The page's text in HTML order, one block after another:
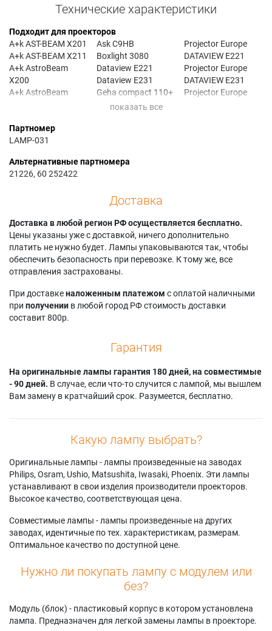
Технические характеристики
Подходит для проекторов
A+k AST-BEAM X201
A+k AST-BEAM X211
A+k AstroBeam
X200
A+k AstroBeam
X211
Ask C105
Ask C85
Ask C95
Ask C9HB
Boxlight 3080
Dataview E221
Dataview E231
Geha compact 110+
Geha compact 210+
Infocus LP690
Projector Europe
DATAVIEW E221
Projector Europe
DATAVIEW E231
Projector Europe
Партномер
LAMP-031
Альтернативные партномера
21226, 60 252422
Доставка
Доставка в любой регион РФ осуществляется бесплатно.
Цены указаны уже с доставкой, ничего дополнительно
платить не нужно будет. Лампы упаковываются так, чтобы
обеспечить безопасность при перевозке. К тому же, все
отправления застрахованы.
При доставкеналоженным платежом с оплатой наличными
при получении в любой город РФ стоимость доставки
составит 800р.
Гарантия
На оригинальные лампы гарантия 180 дней, на совместимые
- 90 дней. В случае, если что-то случится с лампой, мы вышлем
Вам замену в кратчайший срок. Разумеется, бесплатно.
Какую лампу выбрать?
Оригинальные лампы - лампы произведенные на заводах
Philips, Osram, Ushio, Matsushita, Iwasaki, Phoenix. Эти лампы
устанавливают в свои изделия производители проекторов.
Высокое качество, соответствующая цена.
Совместимые лампы - лампы произведенные на других
заводах, идентичные по тех. характеристикам, размерам.
Оптимальное качество по доступной цене.
Нужно ли покупать лампу с модулем или
без?
Модуль (блок) - пластиковый корпус в котором установлена
лампа. Предназначен для легкой замены лампы в проекторе.